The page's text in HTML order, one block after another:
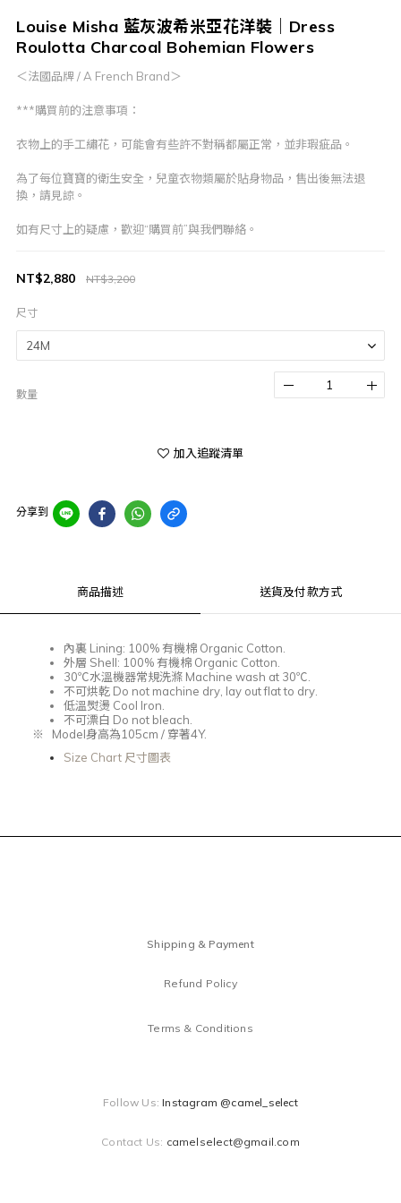
Louise Misha 藍灰波希米亞花洋裝｜Dress
Roulotta Charcoal Bohemian Flowers
＜法國品牌 / A French Brand＞
***購買前的注意事項：
衣物上的手工繡花，可能會有些許不對稱都屬正常，並非瑕疵品。
為了每位寶寶的衛生安全，兒童衣物類屬於貼身物品，售出後無法退
換，請見諒。
如有尺寸上的疑慮，歡迎“購買前”與我們聯絡。
NT$3,200
NT$2,880
尺寸
數量
加入追蹤清單
分享到
商品描述 送貨及付款方式
內裏 Lining: 100% 有機棉 Organic Cotton.
外層 Shell: 100% 有機棉 Organic Cotton.
30℃水溫機器常規洗滌 Machine wash at 30℃.
不可烘乾 Do not machine dry, lay out flat to dry.
低溫熨燙 Cool Iron.
不可漂白 Do not bleach.
※
Model身高為105cm / 穿著4Y.
Size Chart 尺寸圖表
Shipping & Payment
Refund Policy
Terms & Conditions
Follow Us:Instagram @camel_select
Contact Us: camelselect@gmail.com